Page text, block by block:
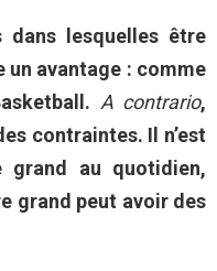
lesquelles être
un avantage : comme
A contrario,
contraintes. Il n’est
grand au quotidien,
grand peut avoir des